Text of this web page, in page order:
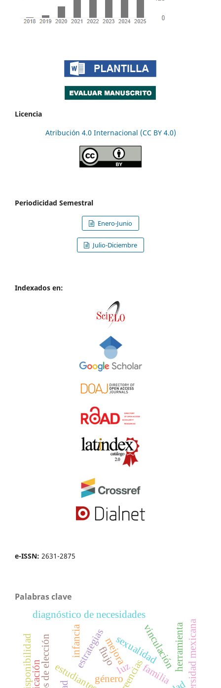
Licencia
Atribución 4.0 Internacional (CC BY 4.0)
Periodicidad Semestral
Enero-Junio
Julio-Diciembre
Indexados en:
e-ISSN: 2631-2875
Palabras clave
creenciasfamilia
género
infancia sexualidad
diagnóstico de necesidades
estrategias universidad mexicana
vinculaciónherramienta
mejora
disponibilidad luz
flujo